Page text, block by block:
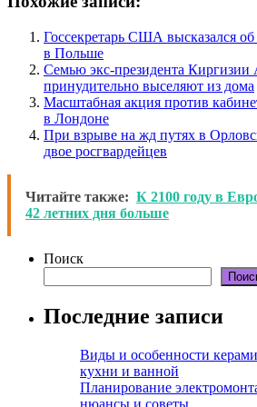
Госсекретарь США высказался
в Польше
Семью экс-президента Киргизии
принудительно выселяют из дома
Масштабная акция против
в Лондоне
При взрыве на жд путях в
двое росгвардейцев
Читайте также: К 2100 году в
42 летних дня больше
Поиск
Последние записи
Виды и особенности
кухни и ванной
Планирование
нюансы и советы